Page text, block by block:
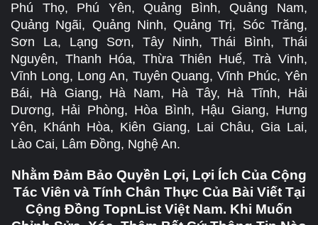
Phú Thọ, Phú Yên, Quảng Bình, Quảng Nam,
Quảng Ngãi, Quảng Ninh, Quảng Trị, Sóc Trăng,
Sơn La, Lạng Sơn, Tây Ninh, Thái Bình, Thái
Nguyên, Thanh Hóa, Thừa Thiên Huế, Trà Vinh,
Vĩnh Long, Long An, Tuyên Quang, Vĩnh Phúc, Yên
Bái, Hà Giang, Hà Nam, Hà Tây, Hà Tĩnh, Hải
Dương, Hải Phòng, Hòa Bình, Hậu Giang, Hưng
Yên, Khánh Hòa, Kiên Giang, Lai Châu, Gia Lai,
Lào Cai, Lâm Đồng, Nghệ An.
Nhằm Đảm Bảo Quyền Lợi, Lợi Ích Của Cộng
Tác Viên và Tính Chân Thực Của Bài Viết Tại
Cộng Đồng TopnList Việt Nam. Khi Muốn